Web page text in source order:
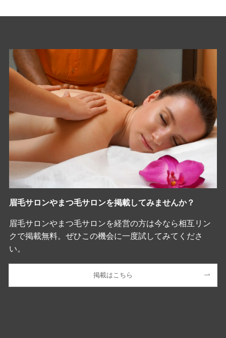
眉毛サロンやまつ毛サロンを掲載してみませんか？
眉毛サロンやまつ毛サロンを経営の方は今なら相互リン
クで掲載無料。ぜひこの機会に一度試してみてくださ
い。
掲載はこちら